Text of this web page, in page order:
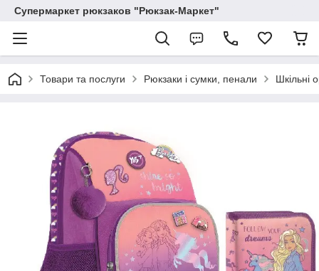
Супермаркет рюкзаков "Рюкзак-Маркет"
Товари та послуги Рюкзаки і сумки, пенали Шкільні